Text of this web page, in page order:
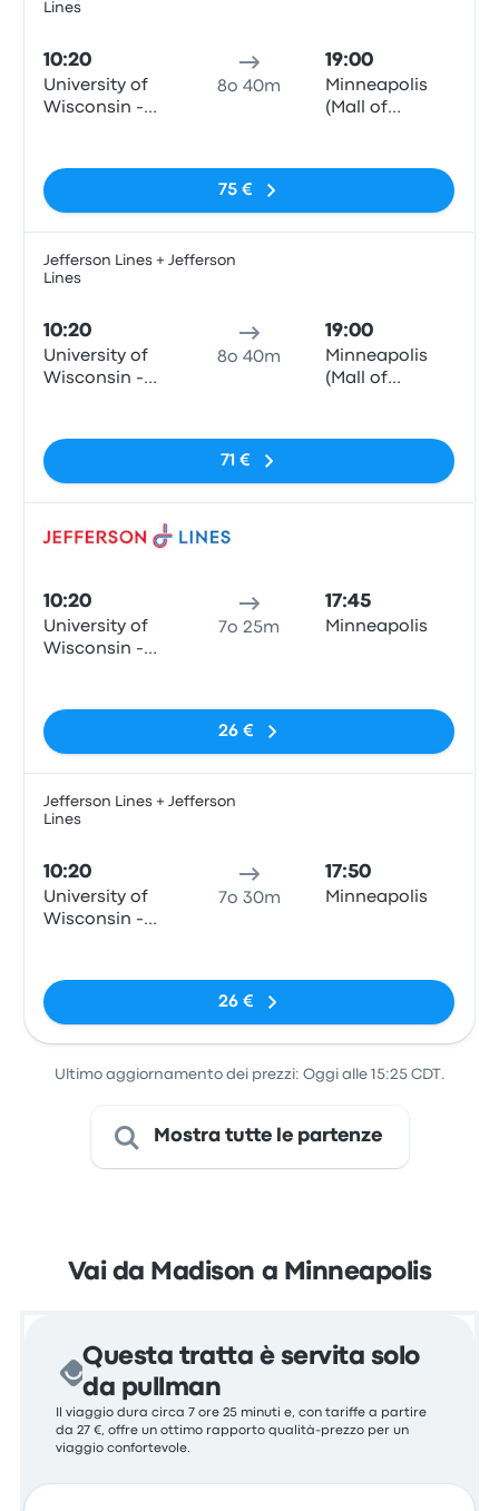
Lines
10:20
University of
Wisconsin -
8o 40m
19:00
Minneapolis
(Mall of
75 €
Jefferson Lines + Jefferson
Lines
10:20
University of
Wisconsin -
8o 40m
19:00
Minneapolis
(Mall of
71 €
10:20
University of
Wisconsin -
7o 25m
17:45
Minneapolis
26 €
Jefferson Lines + Jefferson
Lines
10:20
University of
Wisconsin -
7o 30m
17:50
Minneapolis
26 €
Ultimo aggiornamento dei prezzi: Oggi alle 15:25 CDT.
Mostra tutte le partenze
Vai da Madison a Minneapolis
Questa tratta è servita solo
da pullman
Il viaggio dura circa 7 ore 25 minuti e, con tariffe a partire
da 27 €, offre un ottimo rapporto qualità-prezzo per un
viaggio confortevole.